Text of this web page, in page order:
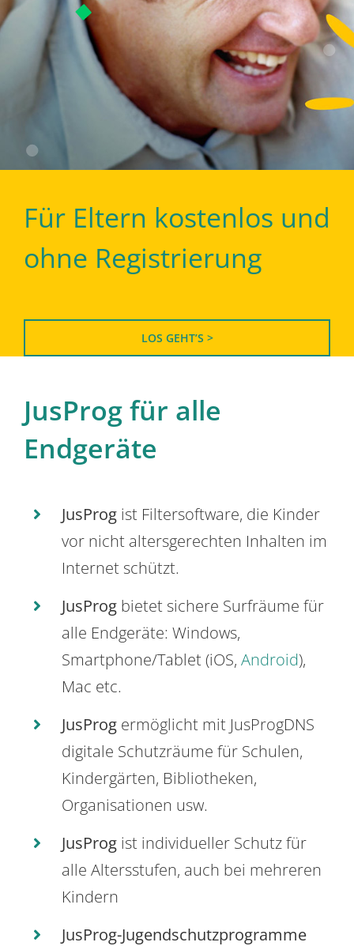
Für Eltern kostenlos und
ohne Registrierung
LOS GEHT’S >
JusProg für alle
Endgeräte
JusProg ist Filtersoftware, die Kinder
vor nicht altersgerechten Inhalten im
Internet schützt.
JusProg bietet sichere Surfräume für
alle Endgeräte: Windows,
Smartphone/Tablet (iOS, Android),
Mac etc.
JusProg ermöglicht mit JusProgDNS
digitale Schutzräume für Schulen,
Kindergärten, Bibliotheken,
Organisationen usw.
JusProg ist individueller Schutz für
alle Altersstufen, auch bei mehreren
Kindern
JusProg-Jugendschutzprogramme